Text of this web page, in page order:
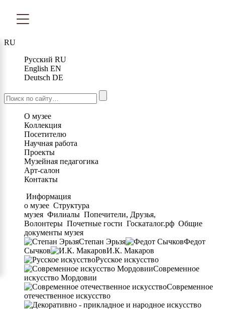
RU
Русский RU
English EN
Deutsch DE
О музее
Коллекция
Посетителю
Научная работа
Проекты
Музейная педагогика
Арт-салон
Контакты
Информация
о музее Структура
музея Филиалы Попечители, Друзья,
Волонтеры Почетные гости Госкаталог.рф Общие
документы музея
Степан Эрьзя
Федот
Сычков
И.К. Макаров
Русское искусство
Современное
искусство Мордовии
Современное
отечественное искусство